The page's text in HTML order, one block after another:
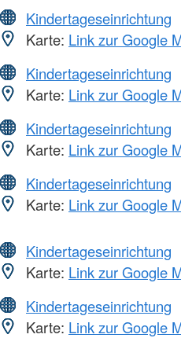
Kindertageseinrichtung
Karte: Link zur Google
Kindertageseinrichtung
Karte: Link zur Google
Kindertageseinrichtung
Karte: Link zur Google
Kindertageseinrichtung
Karte: Link zur Google
Kindertageseinrichtung
Karte: Link zur Google
Kindertageseinrichtung
Karte: Link zur Google